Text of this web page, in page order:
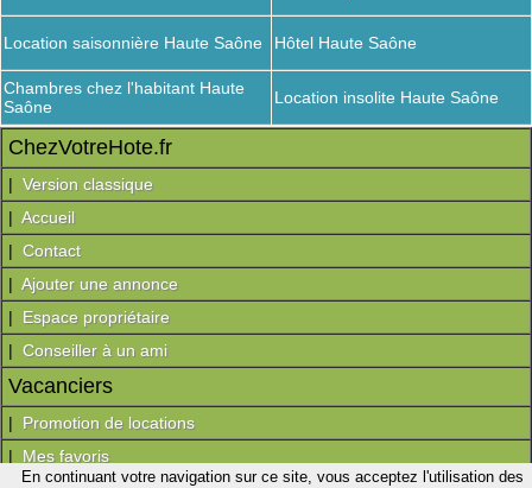
Location saisonnière Haute Saône Hôtel Haute Saône
Chambres chez l'habitant Haute
Saône
Location insolite Haute Saône
ChezVotreHote.fr
| Version classique
| Accueil
| Contact
| Ajouter une annonce
| Espace propriétaire
| Conseiller à un ami
Vacanciers
| Promotion de locations
| Mes favoris
En continuant votre navigation sur ce site, vous acceptez l'utilisation des